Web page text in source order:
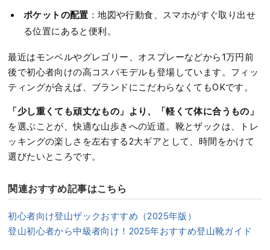
ポケットの配置 ：地図や行動食、スマホがすぐ取り出せ
る位置にあると便利。
最近はモンベルやグレゴリー、オスプレーなどから1万円前
後で初心者向けの高コスパモデルも登場しています。フィッ
ティングが合えば、ブランドにこだわらなくてもOKです。
「少し重くても頑丈なもの」より、「軽くて体に合うもの」
を選ぶことが、快適な山歩きへの近道。靴とザックは、トレ
ッキングの楽しさを左右する2大ギアとして、時間をかけて
選びたいところです。
関連おすすめ記事はこちら
初心者向け登山ザックおすすめ（2025年版）
登山初心者から中級者向け！2025年おすすめ登山靴ガイド